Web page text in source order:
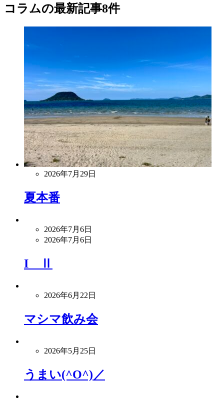
コラムの最新記事8件
2026年7月29日
夏本番
2026年7月6日
2026年7月6日
I Ⅱ
2026年6月22日
マシマ飲み会
2026年5月25日
うまい(^O^)／